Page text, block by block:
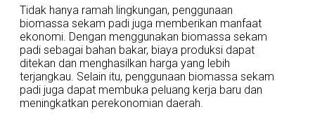
Tidak hanya ramah lingkungan, penggunaan
biomassa sekam padi juga memberikan manfaat
ekonomi. Dengan menggunakan biomassa sekam
padi sebagai bahan bakar, biaya produksi dapat
ditekan dan menghasilkan harga yang lebih
terjangkau. Selain itu, penggunaan biomassa sekam
padi juga dapat membuka peluang kerja baru dan
meningkatkan perekonomian daerah.